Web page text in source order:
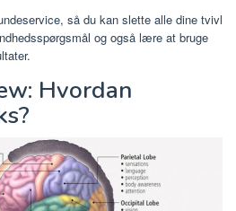
så du kan slette alle dine tvivl
og også lære at bruge
Hvordan